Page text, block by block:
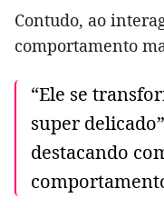
Contudo, ao
comportamento
“Ele se
super
destacando